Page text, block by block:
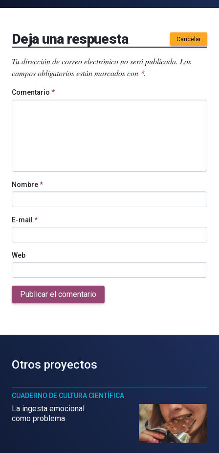
Deja una respuesta Cancelar
Tu dirección de correo electrónico no será publicada. Los
campos obligatorios están marcados con *.
Comentario *
Nombre*
E-mail *
Web
Publicar el comentario
Otros proyectos
CUADERNO DE CULTURA CIENTÍFICA
La ingesta emocional
como problema